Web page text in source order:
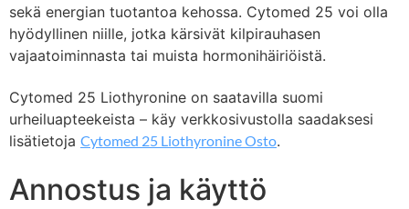
sekä energian tuotantoa kehossa. Cytomed 25 voi olla
hyödyllinen niille, jotka kärsivät kilpirauhasen
vajaatoiminnasta tai muista hormonihäiriöistä.
Cytomed 25 Liothyronine on saatavilla suomi
urheiluapteekeista – käy verkkosivustolla saadaksesi
lisätietoja Cytomed 25 Liothyronine Osto.
Annostus ja käyttö